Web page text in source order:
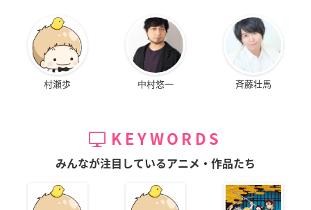
村瀬歩 中村悠一 斉藤壮馬
KEYWORDS
みんなが注目しているアニメ・作品たち